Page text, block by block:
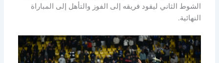
الشوط الثاني ليقود فريقه إلى الفوز والتأهل إلى المباراة
النهائية.